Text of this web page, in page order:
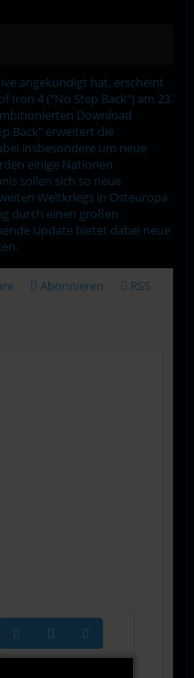
angekündigt hat, erscheint
Iron 4 ("No Step Back") am 23.
Download
Back" erweitert die
insbesondere um neue
einige Nationen
sollen sich so neue
Weltkriegs in Osteuropa
durch einen großen
Update bietet dabei neue
Abonnieren RSS